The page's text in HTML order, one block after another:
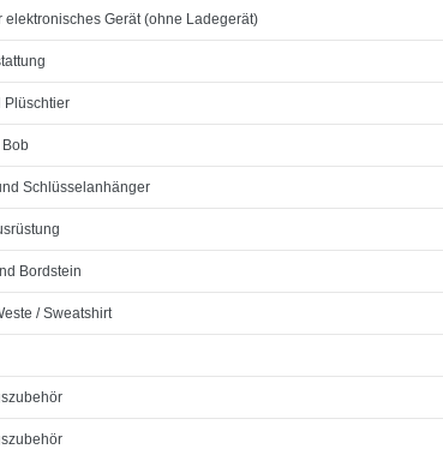
elektronisches Gerät (ohne Ladegerät)
Plüschtier
Bob
Schlüsselanhänger
Bordstein
/ Sweatshirt